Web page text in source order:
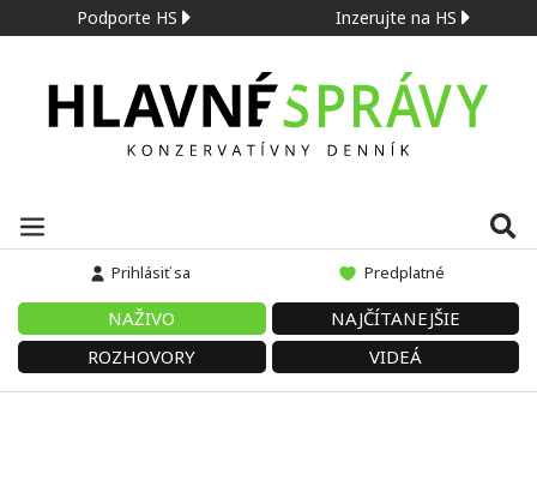
Podporte HS Inzerujte na HS
Prihlásiť sa Predplatné
NAŽIVO
NAJČÍTANEJŠIE
ROZHOVORY
VIDEÁ